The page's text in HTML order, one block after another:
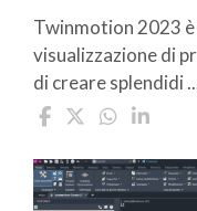
Twinmotion 2023
visualizzazione di
di creare splendidi